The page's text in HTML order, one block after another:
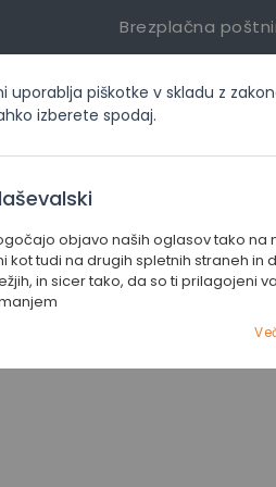
objavo naših oglasov tako na
kot tudi na drugih spletnih straneh in
in sicer tako, da so ti prilagojeni
piškotke v skladu z
izberete spodaj.
Brezplačna
Husqvarna pihalnik in sesalnik
Preskoči